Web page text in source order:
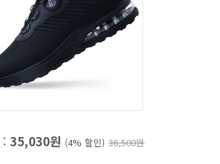
: 35,030원 (4% 할인) 36,500원